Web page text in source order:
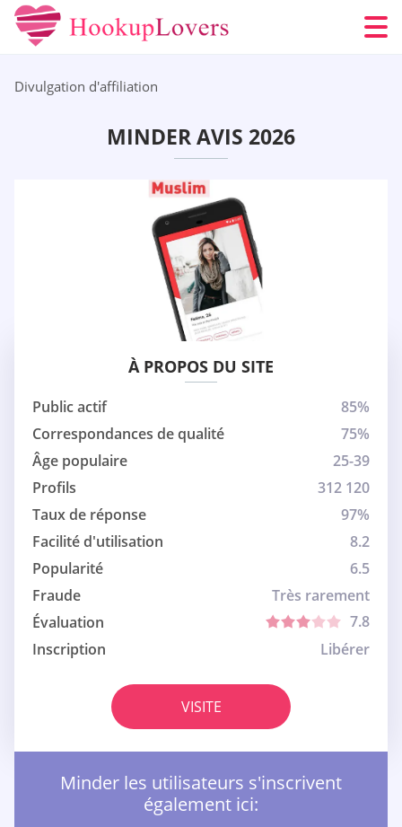
Divulgation d'affiliation
MINDER AVIS 2026
À PROPOS DU SITE
Public actif
85%
Correspondances de qualité
75%
Âge populaire
25-39
Profils
312 120
Taux de réponse
97%
Facilité d'utilisation
8.2
Popularité
6.5
Fraude
Très rarement
Évaluation
7.8
Inscription
Libérer
VISITE
Minder les utilisateurs s'inscrivent
également ici: